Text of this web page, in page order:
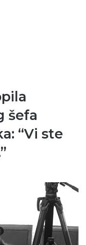
šefa
“Vi ste